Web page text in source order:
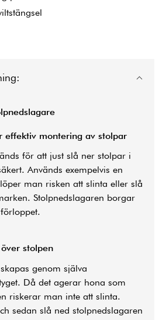
effektiv montering av stolpar
för att just slå ner stolpar i
Används exempelvis en
man risken att slinta eller slå
Stolpnedslagaren borgar
stolpen
genom själva
Då det agerar hona som
riskerar man inte att slinta.
sedan slå ned stolpnedslagaren